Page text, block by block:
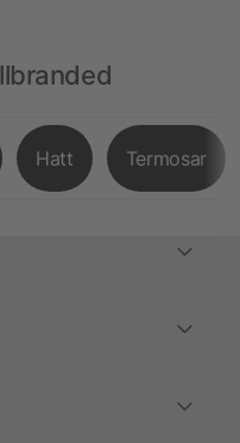
Hatt Termosar